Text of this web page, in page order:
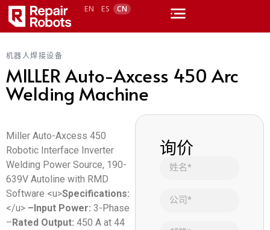
EN ES CN
机器人焊接设备
MILLER Auto-Axcess 450 Arc
Welding Machine
Miller Auto-Axcess 450
Robotic Interface Inverter
Welding Power Source, 190-
639V Autoline with RMD
Software <u>Specifications:
</u> –Input Power: 3-Phase
–Rated Output: 450 A at 44
询价